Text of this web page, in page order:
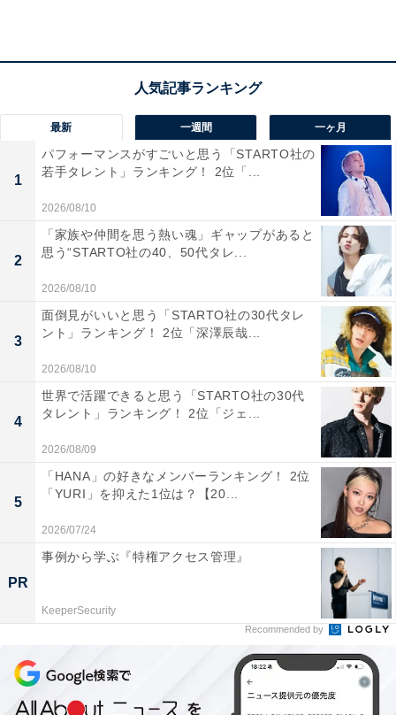
から」（60代男性／埼玉県）
「『千葉の渋谷』と呼ばれることもあるエリアで、
若者文化と昔ながらの飲み屋街文化が混ざっている
のが魅力です」（50代男性／東京都）
1位：千葉駅東口繁華街（千葉市中央区）／52票
県庁所在地の中心部である千葉駅東口エリアが1位に輝
きました。駅の再開発により利便性が向上し、駅ビル
「ペリエ千葉」や周辺の百貨店、商店街が一体となって
にぎわいを見せています。ビジネス街としての顔を持ち
最新 一週間 一ヶ月
1
パフォーマンスがすごいと思う「STARTO社の
若手タレント」ランキング！ 2位「...
2026/08/10
2
「家族や仲間を思う熱い魂」ギャップがあると
思う“STARTO社の40、50代タレ...
2026/08/10
3
面倒見がいいと思う「STARTO社の30代タレ
ント」ランキング！ 2位「深澤辰哉...
2026/08/10
4
世界で活躍できると思う「STARTO社の30代
タレント」ランキング！ 2位「ジェ...
2026/08/09
5
「HANA」の好きなメンバーランキング！ 2位
「YURI」を抑えた1位は？【20...
2026/07/24
PR
事例から学ぶ『特権アクセス管理』
KeeperSecurity
Recommended by